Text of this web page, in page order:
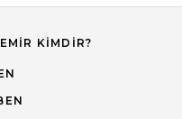
KIMDIR?